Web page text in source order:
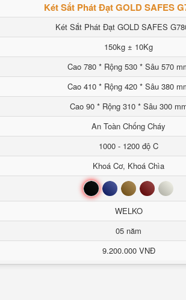
Két Sắt Phát Đạt GOLD SAFES
Két Sắt Phát Đạt GOLD SAFES
150kg ± 10Kg
Cao 780 * Rộng 530 * Sâu 570
Cao 410 * Rộng 420 * Sâu 380
Cao 90 * Rộng 310 * Sâu 300
An Toàn Chống Cháy
1000 - 1200 độ C
Khoá Cơ, Khoá Chìa
Đen Xanh Nâu Đỏ Trắng
WELKO
05 năm
9.200.000 VNĐ